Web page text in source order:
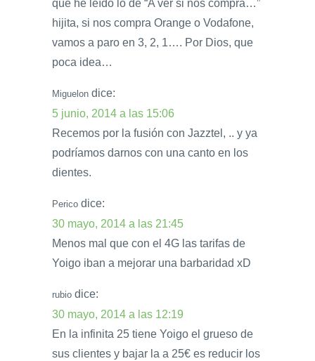
que he leído lo de “A ver si nos compra…”
hijita, si nos compra Orange o Vodafone,
vamos a paro en 3, 2, 1…. Por Dios, que
poca idea…
Miguelon dice:
5 junio, 2014 a las 15:06
Recemos por la fusión con Jazztel, .. y ya
podríamos darnos con una canto en los
dientes.
Perico dice:
30 mayo, 2014 a las 21:45
Menos mal que con el 4G las tarifas de
Yoigo iban a mejorar una barbaridad xD
rubio dice:
30 mayo, 2014 a las 12:19
En la infinita 25 tiene Yoigo el grueso de
sus clientes y bajar la a 25€ es reducir los